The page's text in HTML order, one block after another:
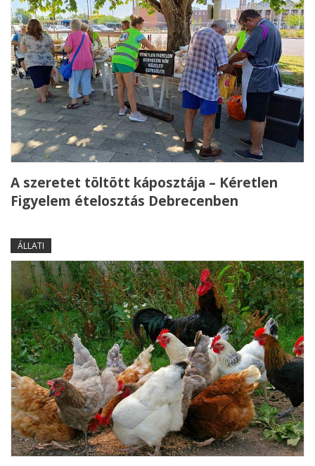
A szeretet töltött káposztája – Kéretlen
Figyelem ételosztás Debrecenben
ÁLLATI